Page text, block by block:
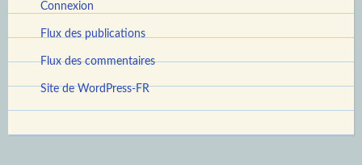
Connexion
Flux des publications
Flux des commentaires
Site de WordPress-FR